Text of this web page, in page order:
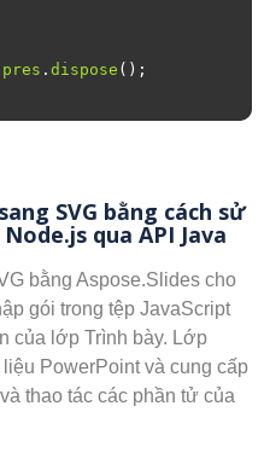
pres . dispose
SVG bằng cách sử
qua API Java
bằng Aspose.Slides cho
gói trong tệp JavaScript
của lớp Trình bày. Lớp
PowerPoint và cung cấp
thao tác các phần tử của